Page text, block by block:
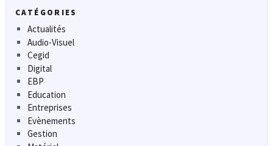
CATÉGORIES
Actualités
Audio-Visuel
Cegid
Digital
EBP
Education
Entreprises
Evènements
Gestion